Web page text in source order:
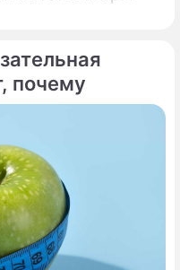
в ваше будущее.
почему